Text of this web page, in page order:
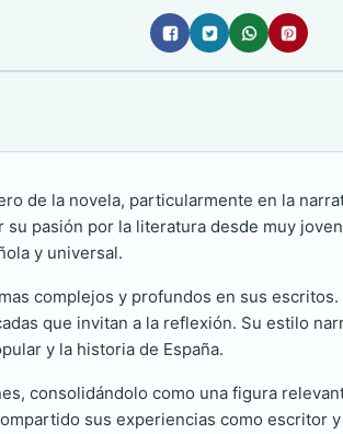
de la novela, particularmente en la
pasión por la literatura desde muy
y universal.
complejos y profundos en sus
que invitan a la reflexión. Su estilo
y la historia de España.
consolidándolo como una figura
sus experiencias como escritor